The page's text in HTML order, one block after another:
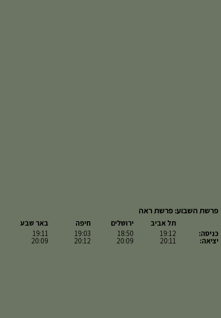
פרשת השבוע: פרשת ראה
כניסה:
יציאה:
תל אביב
19:12
20:11
ירושלים
18:50
20:09
חיפה
19:03
20:12
באר שבע
19:11
20:09